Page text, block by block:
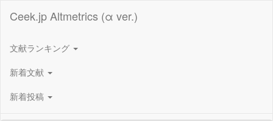
Ceek.jp Altmetrics (α ver.)
文献ランキング
新着文献
新着投稿